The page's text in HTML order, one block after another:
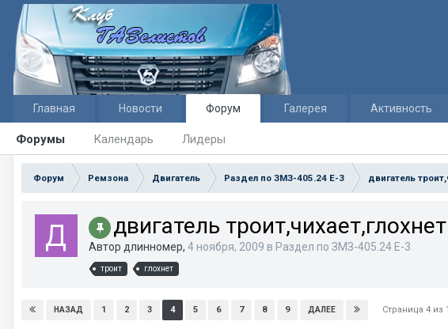
Главная Новости Форум
Форумы Календарь Лидеры
Галерея Активность
Форум Ремзона Двигатель Раздел по ЗМЗ-405.24 E-3 двигатель
двигатель троит,чихает,глохнет
Автор длинномер, 4 ноября, 2009 в Раздел по ЗМЗ-405.24 E-3
троит глохнет
НАЗАД 1 2 3 4 5 6 7 8 9 ДАЛЕЕ Страница 4 из